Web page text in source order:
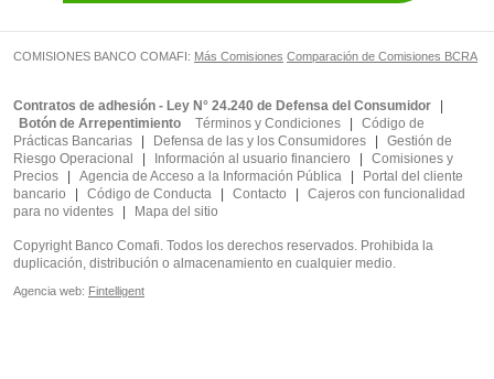
COMISIONES BANCO COMAFI: Más Comisiones Comparación de Comisiones BCRA
Contratos de adhesión - Ley N° 24.240 de Defensa del Consumidor
Botón de Arrepentimiento
Términos y Condiciones
Código de
Prácticas Bancarias
Defensa de las y los Consumidores
Gestión de
Riesgo Operacional
Información al usuario financiero
Comisiones y
Precios
Agencia de Acceso a la Información Pública
Portal del cliente
bancario
Código de Conducta Contacto
Cajeros con funcionalidad
para no videntes
Mapa del sitio
Copyright Banco Comafi. Todos los derechos reservados. Prohibida la
duplicación, distribución o almacenamiento en cualquier medio.
Agencia web: Fintelligent